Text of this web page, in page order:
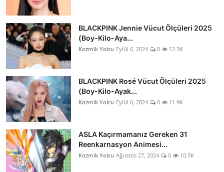
BLACKPINK Jennie Vücut Ölçüleri 2025
(Boy-Kilo-Aya...
Kozmik Yolcu Eylül 6, 2024 0 12.3K
BLACKPINK Rosé Vücut Ölçüleri 2025
(Boy-Kilo-Ayak...
Kozmik Yolcu Eylül 6, 2024 0 11.9K
ASLA Kaçırmamanız Gereken 31
Reenkarnasyon Animesi...
Kozmik Yolcu Ağustos 27, 2024 0 10.5K